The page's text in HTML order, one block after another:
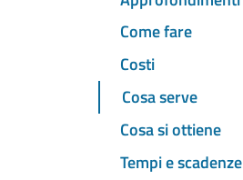
Come fare
Costi
Cosa serve
Cosa si ottiene
Tempi e scadenze